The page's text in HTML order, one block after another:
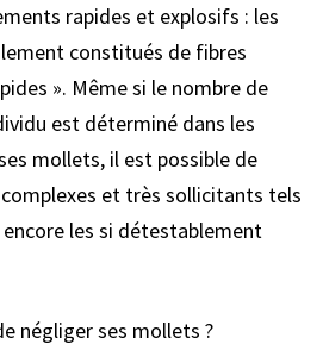
rapides et explosifs : les
constitués de fibres
». Même si le nombre de
est déterminé dans les
mollets, il est possible de
et très sollicitants tels
les si détestablement
négliger ses mollets ?